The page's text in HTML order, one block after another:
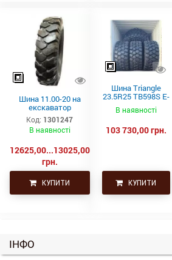
Шина 11.00-20 на
екскаватор
Код: 1301247
В наявності
12625,00...13025,00
грн.
КУПИТИ
Шина Triangle
23.5R25 TB598S E-
4 201A2/185B
В наявності
103 730,00 грн.
КУПИТИ
ІНФО